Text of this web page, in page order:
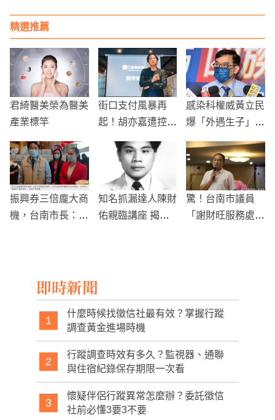
員保護措施
精選推薦
君綺醫美榮為醫美
產業標竿
街口支付風暴再
起！胡亦嘉遭控挪
泰山提告侵占北檢
介入調查
感染科權威黃立民
爆「外遇生子」？
進晚餐 本尊親上
火線回應
振興券三倍龐大商
機，台南市長：會
知名抓漏達人陳財
佑親臨講座 揭密
驚！台南市議員
「謝財旺服務處」
即時新聞
1
什麼時候找徵信社最有效？掌握行蹤
調查黃金進場時機
2
行蹤調查時效有多久？監視器、通聯
與住宿紀錄保存期限一次看
3
懷疑伴侶行蹤異常怎麼辦？委託徵信
社前必懂3要3不要